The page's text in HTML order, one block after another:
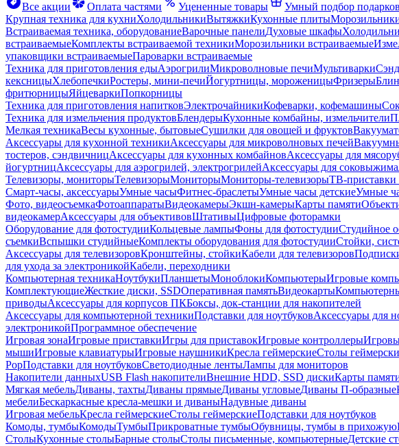
Все акции
Оплата частями Уцененные товары Умный подбор подарков
Крупная техника для кухниХолодильникиВытяжкиКухонные плиты
Встраиваемая техника, оборудованиеВарочные панелиДуховые шкафы
встраиваемыеКомплекты встраиваемой техникиМорозильники встраиваемые
упаковщики встраиваемыеПароварки встраиваемые
Техника для приготовления едыАэрогрилиМикроволновые печиМультиварки
кексницыХлебопечкиРостеры, мини-печиЙогуртницы, мороженицыФризеры
фритюрницыЯйцеваркиПопкорницы
Техника для приготовления напитковЭлектрочайникиКофеварки, кофемашины
Техника для измельчения продуктовБлендерыКухонные комбайны, измельчители
Мелкая техникаВесы кухонные, бытовыеСушилки для овощей и фруктов
Аксессуары для кухонной техникиАксессуары для микроволновых печей
тостеров, сэндвичницАксессуары для кухонных комбайновАксессуары для
йогуртницАксессуары для аэрогрилей, электрогрилейАксессуары для
Телевизоры, мониторыТелевизорыМониторыМониторы-телевизорыТВ-приставки
Смарт-часы, аксессуарыУмные часыФитнес-браслетыУмные часы детскиеУмные
Фото, видеосъемкаФотоаппаратыВидеокамерыЭкшн-камерыКарты памяти
видеокамерАксессуары для объективовШтативыЦифровые фоторамки
Оборудование для фотостудииКольцевые лампыФоны для фотостудииСтудийное
съемкиВспышки студийныеКомплекты оборудования для фотостудииСтойки,
Аксессуары для телевизоровКронштейны, стойкиКабели для телевизоров
для ухода за электроникойКабели, переходники
Компьютерная техникаНоутбукиПланшетыМоноблокиКомпьютерыИгровые
КомплектующиеЖесткие диски, SSDОперативная памятьВидеокарты
приводыАксессуары для корпусов ПКБоксы, док-станции для накопителей
Аксессуары для компьютерной техникиПодставки для ноутбуковАксессуары для
электроникойПрограммное обеспечение
Игровая зонаИгровые приставкиИгры для приставокИгровые контроллеры
мышиИгровые клавиатурыИгровые наушникиКресла геймерскиеСтолы
PopПодставки для ноутбуковСветодиодные лентыЛампы для мониторов
Накопители данныхUSB Flash накопителиВнешние HDD, SSD дискиКарты
Мягкая мебельДиваны, тахтыДиваны прямыеДиваны угловыеДиваны П-образные
мебелиБескаркасные кресла-мешки и диваныНадувные диваны
Игровая мебельКресла геймерскиеСтолы геймерскиеПодставки для ноутбуков
Комоды, тумбыКомодыТумбыПрикроватные тумбыОбувницы, тумбы в прихожую
СтолыКухонные столыБарные столыСтолы письменные, компьютерныеДетские